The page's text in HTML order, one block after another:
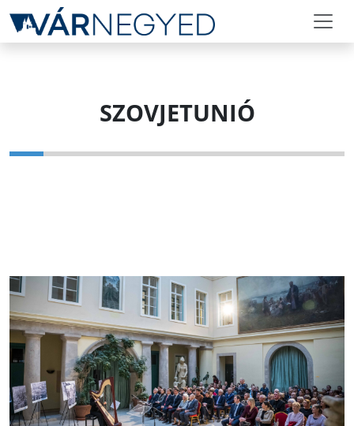
SZOVJETUNIÓ